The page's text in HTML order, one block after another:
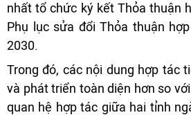
nhất tổ chức ký kết Thỏa thuận
Phụ lục sửa đổi Thỏa thuận
2030.
Trong đó, các nội dung hợp tác
và phát triển toàn diện hơn so
quan hệ hợp tác giữa hai tỉnh